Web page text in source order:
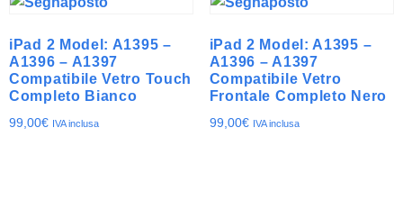
iPad 2 Model: A1395 –
A1396 – A1397
Compatibile Vetro Touch
Completo Bianco
99,00€ IVA inclusa
iPad 2 Model: A1395 –
A1396 – A1397
Compatibile Vetro
Frontale Completo Nero
99,00€ IVA inclusa